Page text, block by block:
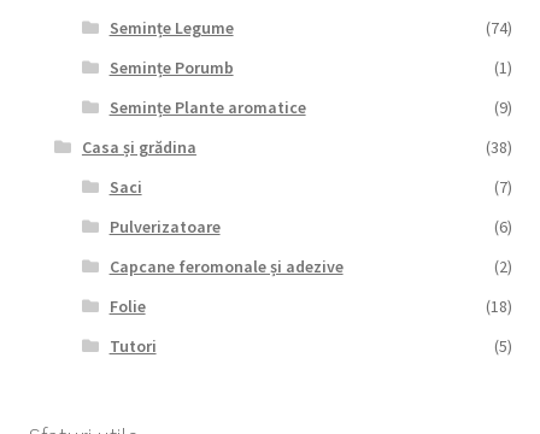
Semințe Legume
(74)
Semințe Porumb
(1)
Semințe Plante aromatice
(9)
Casa și grădina
(38)
Saci
(7)
Pulverizatoare
(6)
Capcane feromonale și adezive
(2)
Folie
(18)
Tutori
(5)